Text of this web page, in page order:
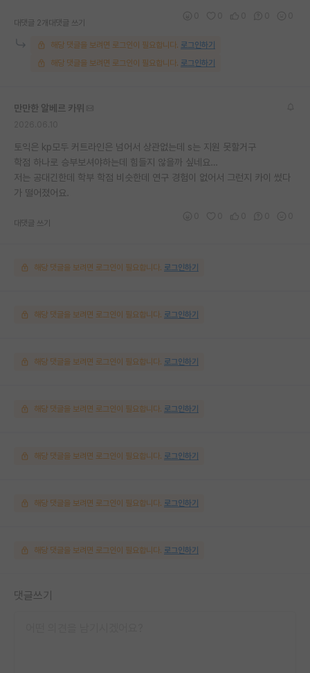
대댓글 2개 대댓글 쓰기
해당 댓글을 보려면 로그인이 필요합니다. 로그인하기
해당 댓글을 보려면 로그인이 필요합니다. 로그인하기
만만한 알베르 카뮈
토익은 kp모두 커트라인은 넘어서 상관없는데 s는 지원 못할거구
학점 하나로 승부보셔야하는데 힘들지 않을까 싶네요…
저는 공대긴한데 학부 학점 비슷한데 연구 경험이 없어서 그런지 카이 썼다
가 떨어졌어요.
대댓글 쓰기
해당 댓글을 보려면 로그인이 필요합니다. 로그인하기
해당 댓글을 보려면 로그인이 필요합니다. 로그인하기
해당 댓글을 보려면 로그인이 필요합니다. 로그인하기
해당 댓글을 보려면 로그인이 필요합니다. 로그인하기
해당 댓글을 보려면 로그인이 필요합니다. 로그인하기
해당 댓글을 보려면 로그인이 필요합니다. 로그인하기
해당 댓글을 보려면 로그인이 필요합니다. 로그인하기
댓글쓰기